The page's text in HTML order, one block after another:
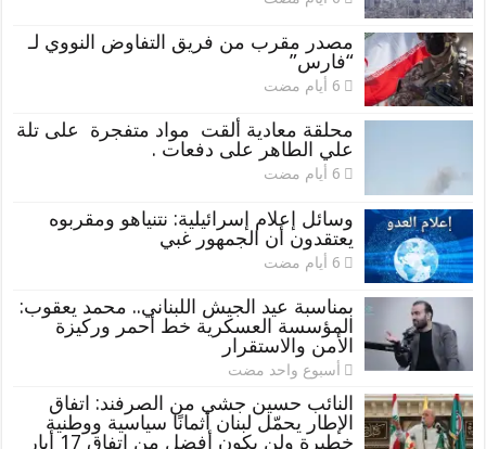
مصدر مقرب من فريق التفاوض النووي لـ
“فارس”
محلقة معادية ألقت مواد متفجرة على تلة
علي الطاهر على دفعات .
وسائل إعلام إسرائيلية: نتنياهو ومقربوه
يعتقدون أن الجمهور غبي
بمناسبة عيد الجيش اللبناني.. محمد يعقوب:
المؤسسة العسكرية خط أحمر وركيزة
الأمن والاستقرار
‏أسبوع واحد مضت
النائب حسين جشي من الصرفند: اتفاق
الإطار يحمّل لبنان أثمانًا سياسية ووطنية
خطيرة ولن يكون أفضل من اتفاق 17 أيار